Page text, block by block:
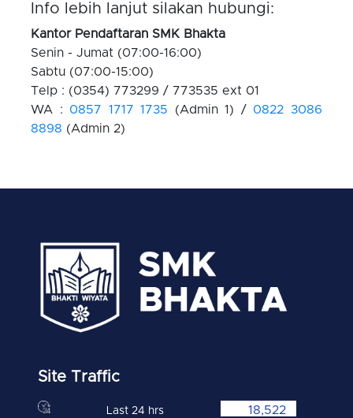
Info lebih lanjut silakan hubungi:
Kantor Pendaftaran SMK Bhakta
Senin - Jumat (07:00-16:00)
Sabtu (07:00-15:00)
Telp : (0354) 773299 / 773535 ext 01
WA : 0857 1717 1735 (Admin 1) / 0822 3086
8898 (Admin 2)
Site Traffic
Last 24 hrs 18,522